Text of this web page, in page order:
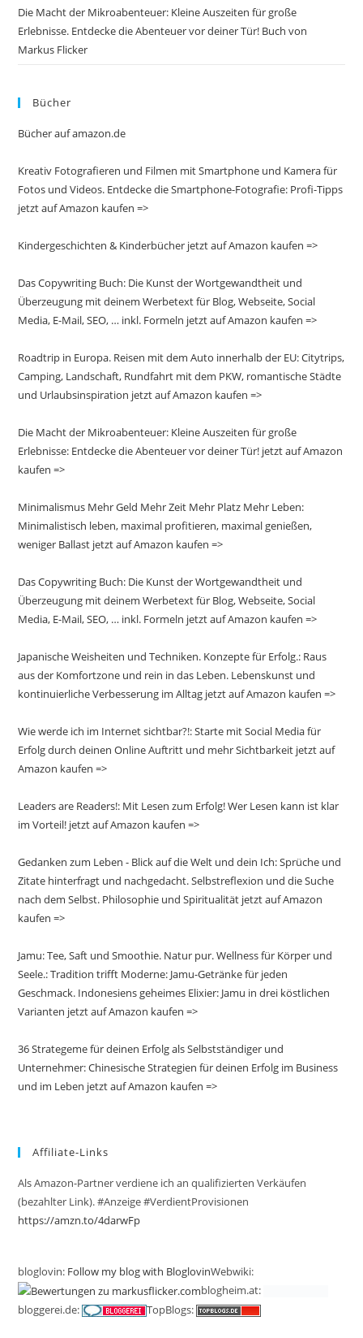
Die Macht der Mikroabenteuer: Kleine Auszeiten für große
Erlebnisse. Entdecke die Abenteuer vor deiner Tür! Buch von
Markus Flicker
Bücher
Bücher auf amazon.de
Kreativ Fotografieren und Filmen mit Smartphone und Kamera für
Fotos und Videos. Entdecke die Smartphone-Fotografie: Profi-Tipps
jetzt auf Amazon kaufen =>
Kindergeschichten & Kinderbücher jetzt auf Amazon kaufen =>
Das Copywriting Buch: Die Kunst der Wortgewandtheit und
Überzeugung mit deinem Werbetext für Blog, Webseite, Social
Media, E-Mail, SEO, … inkl. Formeln jetzt auf Amazon kaufen =>
Roadtrip in Europa. Reisen mit dem Auto innerhalb der EU: Citytrips,
Camping, Landschaft, Rundfahrt mit dem PKW, romantische Städte
und Urlaubsinspiration jetzt auf Amazon kaufen =>
Die Macht der Mikroabenteuer: Kleine Auszeiten für große
Erlebnisse: Entdecke die Abenteuer vor deiner Tür! jetzt auf Amazon
kaufen =>
Minimalismus Mehr Geld Mehr Zeit Mehr Platz Mehr Leben:
Minimalistisch leben, maximal profitieren, maximal genießen,
weniger Ballast jetzt auf Amazon kaufen =>
Das Copywriting Buch: Die Kunst der Wortgewandtheit und
Überzeugung mit deinem Werbetext für Blog, Webseite, Social
Media, E-Mail, SEO, … inkl. Formeln jetzt auf Amazon kaufen =>
Japanische Weisheiten und Techniken. Konzepte für Erfolg.: Raus
aus der Komfortzone und rein in das Leben. Lebenskunst und
kontinuierliche Verbesserung im Alltag jetzt auf Amazon kaufen =>
Wie werde ich im Internet sichtbar?!: Starte mit Social Media für
Erfolg durch deinen Online Auftritt und mehr Sichtbarkeit jetzt auf
Amazon kaufen =>
Leaders are Readers!: Mit Lesen zum Erfolg! Wer Lesen kann ist klar
im Vorteil! jetzt auf Amazon kaufen =>
Gedanken zum Leben - Blick auf die Welt und dein Ich: Sprüche und
Zitate hinterfragt und nachgedacht. Selbstreflexion und die Suche
nach dem Selbst. Philosophie und Spiritualität jetzt auf Amazon
kaufen =>
Jamu: Tee, Saft und Smoothie. Natur pur. Wellness für Körper und
Seele.: Tradition trifft Moderne: Jamu-Getränke für jeden
Geschmack. Indonesiens geheimes Elixier: Jamu in drei köstlichen
Varianten jetzt auf Amazon kaufen =>
36 Strategeme für deinen Erfolg als Selbstständiger und
Unternehmer: Chinesische Strategien für deinen Erfolg im Business
und im Leben jetzt auf Amazon kaufen =>
Affiliate-Links
Als Amazon-Partner verdiene ich an qualifizierten Verkäufen
(bezahlter Link). #Anzeige #VerdientProvisionen
https://amzn.to/4darwFp
bloglovin: Follow my blog with BloglovinWebwiki:
blogheim.at:
bloggerei.de:
TopBlogs: